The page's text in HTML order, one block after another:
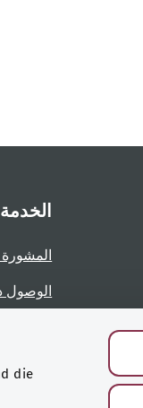
die
الخدمة
الوصول